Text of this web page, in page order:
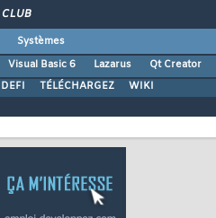
CLUB
Systèmes
Visual Basic 6
Lazarus
Qt Creator
DEFI
TÉLÉCHARGEZ WIKI